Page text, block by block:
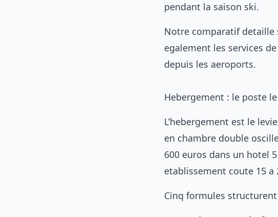
pendant la saison ski.
Notre comparatif detaille
egalement les services
depuis les aeroports.
Hebergement : le poste
L’hebergement est le
en chambre double
600 euros dans un hotel
etablissement coute 15 a
Cinq formules